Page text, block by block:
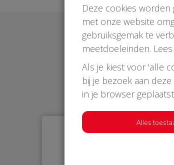
Deze cookies
met onze website
gebruiksgemak te
meetdoeleinden.
Als je kiest voor 'alle
bij je bezoek aan
in je browser
Alles